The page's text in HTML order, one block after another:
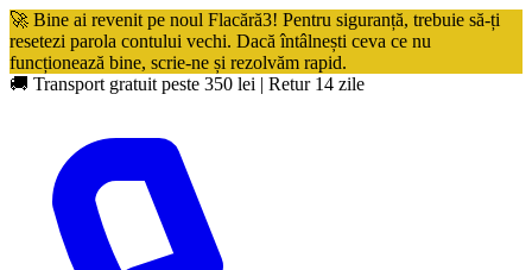
🚀 Bine ai revenit pe noul Flacără3! Pentru siguranță, trebuie să-ți
resetezi parola contului vechi. Dacă întâlnești ceva ce nu
funcționează bine, scrie-ne și rezolvăm rapid.
🚚 Transport gratuit peste 350 lei | Retur 14 zile